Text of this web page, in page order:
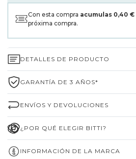
Con esta compra acumulas 0,40 €
próxima compra.
DETALLES DE PRODUCTO
GARANTÍA DE 3 AÑOS*
ENVÍOS Y DEVOLUCIONES
¿POR QUÉ ELEGIR BITTI?
INFORMACIÓN DE LA MARCA